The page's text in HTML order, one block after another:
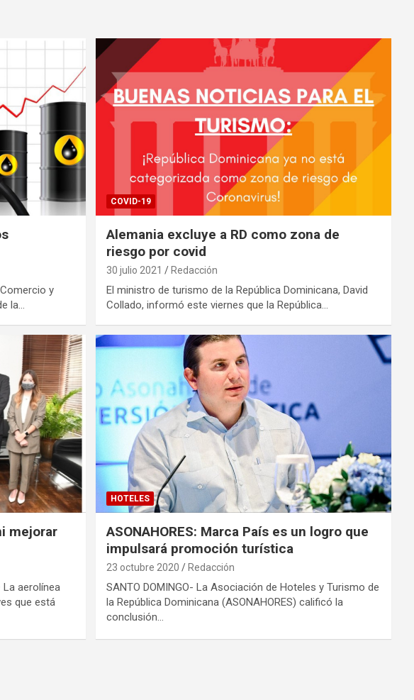
y
la…
COVID-19
Alemania excluye a RD como zona de
riesgo por covid
30 julio 2021 Redacción
El ministro de turismo de la República Dominicana, David
Collado, informó este viernes que la República…
mejorar
La aerolínea
que está
HOTELES
ASONAHORES: Marca País es un logro que
impulsará promoción turística
23 octubre 2020 Redacción
SANTO DOMINGO- La Asociación de Hoteles y Turismo de
la República Dominicana (ASONAHORES) calificó la
conclusión…